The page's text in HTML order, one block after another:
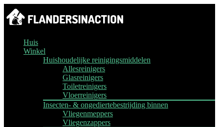
Huis
Winkel
Huishoudelijke reinigingsmiddelen
Allesreinigers
Glasreinigers
Toiletreinigers
Vloerreinigers
Insecten- & ongediertebestrijding binnen
Vliegenmeppers
Vliegenzappers